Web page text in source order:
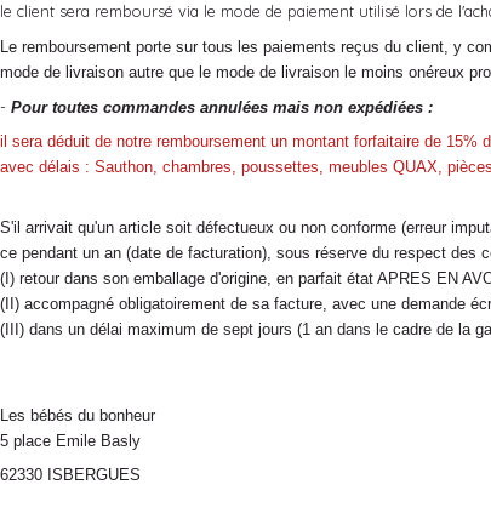
le client sera remboursé via le mode de paiement utilisé lors de
Le remboursement porte sur tous les paiements reçus du client, y
mode de livraison autre que le mode de livraison le moins onéreux
- Pour toutes commandes annulées mais non expédiées :
il sera déduit de notre remboursement un montant forfaitaire de
avec délais : Sauthon, chambres, poussettes, meubles QUAX,
S'il arrivait qu'un article soit défectueux ou non conforme (erreur
ce pendant un an (date de facturation), sous réserve du respect des
(I) retour dans son emballage d'origine, en parfait état APRES EN
(II) accompagné obligatoirement de sa facture, avec une demande
(III) dans un délai maximum de sept jours (1 an dans le cadre de la
Les bébés du bonheur
5 place Emile Basly
62330 ISBERGUES